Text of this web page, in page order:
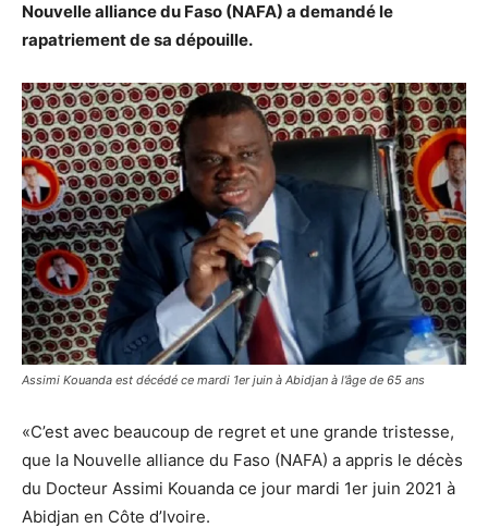
Nouvelle alliance du Faso (NAFA) a demandé le
rapatriement de sa dépouille.
Assimi Kouanda est décédé ce mardi 1er juin à Abidjan à l’âge de 65 ans
«C’est avec beaucoup de regret et une grande tristesse,
que la Nouvelle alliance du Faso (NAFA) a appris le décès
du Docteur Assimi Kouanda ce jour mardi 1er juin 2021 à
Abidjan en Côte d’Ivoire.